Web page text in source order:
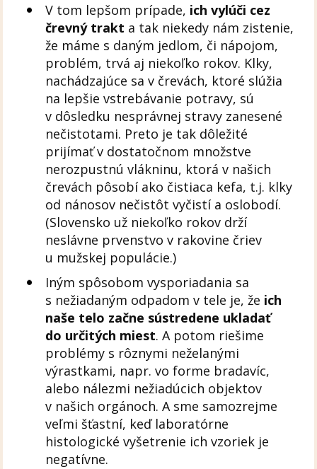
V tom lepšom prípade, ich vylúči cez
črevný trakt a tak niekedy nám zistenie,
že máme s daným jedlom, či nápojom,
problém, trvá aj niekoľko rokov. Klky,
nachádzajúce sa v črevách, ktoré slúžia
na lepšie vstrebávanie potravy, sú
v dôsledku nesprávnej stravy zanesené
nečistotami. Preto je tak dôležité
prijímať v dostatočnom množstve
nerozpustnú vlákninu, ktorá v našich
črevách pôsobí ako čistiaca kefa, t.j. klky
od nánosov nečistôt vyčistí a oslobodí.
(Slovensko už niekoľko rokov drží
neslávne prvenstvo v rakovine čriev
u mužskej populácie.)
Iným spôsobom vysporiadania sa
s nežiadaným odpadom v tele je, že ich
naše telo začne sústredene ukladať
do určitých miest. A potom riešime
problémy s rôznymi neželanými
výrastkami, napr. vo forme bradavíc,
alebo nálezmi nežiadúcich objektov
v našich orgánoch. A sme samozrejme
veľmi šťastní, keď laboratórne
histologické vyšetrenie ich vzoriek je
negatívne.